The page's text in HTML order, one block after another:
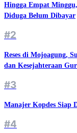
Hingga Empat
Diduga Belum Dibayar
#2
Reses di Mojoagung,
dan Kesejahteraan
#3
Manajer Kopdes Siap
#4